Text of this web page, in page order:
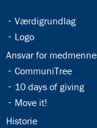
32.4:
Værdigrundlag
32.6:
Logo
32.8:
Ansvar for
32.9:
CommuniTree
32.11:
10 days of giving
32.13:
Move it!
32.15:
Historie